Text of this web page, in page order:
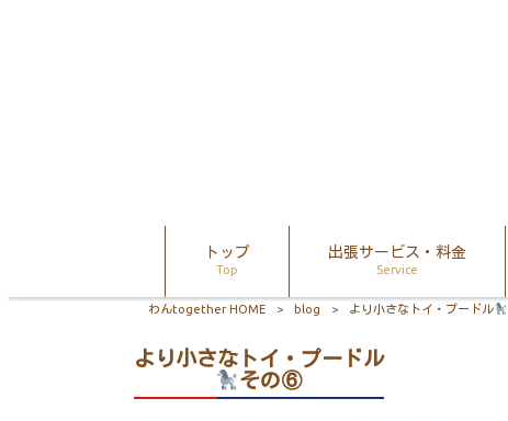
トップ
Top
出張サービス・料金
Service
わんtogether HOME > blog > より小さなトイ・プードル
より小さなトイ・プードル
その⑥